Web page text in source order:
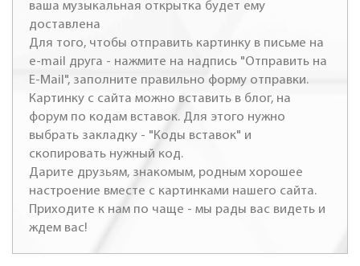
ваша музыкальная открытка будет ему
доставлена
Для того, чтобы отправить картинку в письме на
e-mail друга - нажмите на надпись "Отправить на
E-Mail", заполните правильно форму отправки.
Картинку с сайта можно вставить в блог, на
форум по кодам вставок. Для этого нужно
выбрать закладку - "Коды вставок" и
скопировать нужный код.
Дарите друзьям, знакомым, родным хорошее
настроение вместе с картинками нашего сайта.
Приходите к нам по чаще - мы рады вас видеть и
ждем вас!